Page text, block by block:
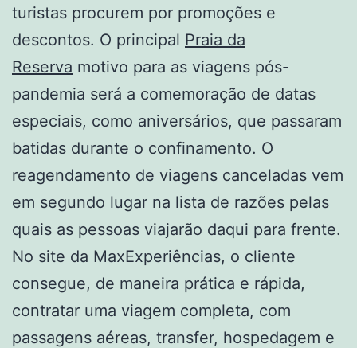
turistas procurem por promoções e
descontos. O principal Praia da
Reserva motivo para as viagens pós-
pandemia será a comemoração de datas
especiais, como aniversários, que passaram
batidas durante o confinamento. O
reagendamento de viagens canceladas vem
em segundo lugar na lista de razões pelas
quais as pessoas viajarão daqui para frente.
No site da MaxExperiências, o cliente
consegue, de maneira prática e rápida,
contratar uma viagem completa, com
passagens aéreas, transfer, hospedagem e